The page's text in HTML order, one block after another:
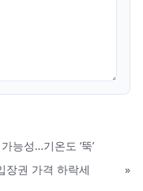
능성…기온도 ‘뚝’
장권 가격 하락세
»